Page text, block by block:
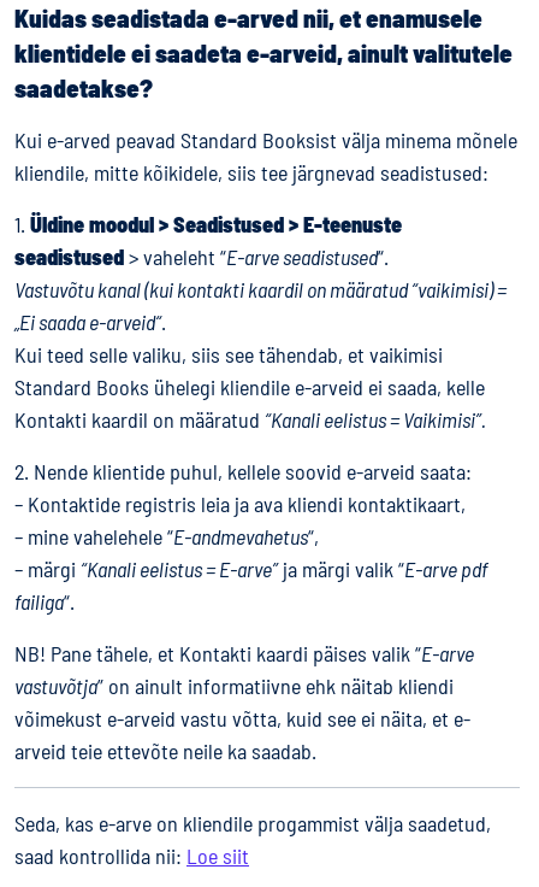
Kuidas seadistada e-arved nii, et enamusele
klientidele ei saadeta e-arveid, ainult valitutele
saadetakse?
Kui e-arved peavad Standard Booksist välja minema mõnele
kliendile, mitte kõikidele, siis tee järgnevad seadistused:
1. Üldine moodul > Seadistused > E-teenuste
seadistused> vaheleht “E-arve seadistused“.
Vastuvõtu kanal (kui kontakti kaardil on määratud “vaikimisi) =
„Ei saada e-arveid“.
Kui teed selle valiku, siis see tähendab, et vaikimisi
Standard Books ühelegi kliendile e-arveid ei saada, kelle
Kontakti kaardil on määratud “Kanali eelistus = Vaikimisi”.
2. Nende klientide puhul, kellele soovid e-arveid saata:
– Kontaktide registris leia ja ava kliendi kontaktikaart,
– mine vahelehele “E-andmevahetus“,
– märgi “Kanali eelistus = E-arve”ja märgi valik “E-arve pdf
failiga“.
NB! Pane tähele, et Kontakti kaardi päises valik “E-arve
vastuvõtja” on ainult informatiivne ehk näitab kliendi
võimekust e-arveid vastu võtta, kuid see ei näita, et e-
arveid teie ettevõte neile ka saadab.
Seda, kas e-arve on kliendile progammist välja saadetud,
saad kontrollida nii: Loe siit